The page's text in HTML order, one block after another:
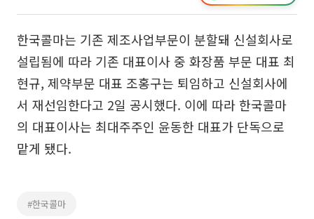
한국콜마는 기존 제조사업부문이 분할돼 신설회사로
설립됨에 따라 기존 대표이사 중 화장품 부문 대표 최
현규, 제약부문 대표 조홍구는 퇴임하고 신설회사에
서 재선임한다고 2일 공시했다. 이에 따라 한국콜마
의 대표이사는 최대주주인 윤동한 대표가 단독으로
맡게 됐다.
#한국콜마